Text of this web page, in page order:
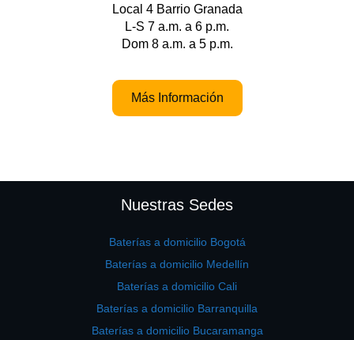
Local 4 Barrio Granada
L-S 7 a.m. a 6 p.m.
Dom 8 a.m. a 5 p.m.
Más Información
Nuestras Sedes
Baterías a domicilio Bogotá
Baterías a domicilio Medellín
Baterías a domicilio Cali
Baterías a domicilio Barranquilla
Baterías a domicilio Bucaramanga